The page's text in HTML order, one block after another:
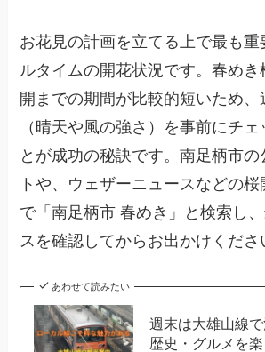
お花見の計画を立てる上で最も重
ルタイムの開花状況です。春め
開までの期間が比較的短いため
（晴天や風の強さ）を事前にチェ
とが成功の秘訣です。南足柄市の
トや、ウェザーニュースなどの桜
で「南足柄市 春めき」と検索し
スを確認してからお出かけくださ
あわせて読みたい
週末は大雄山線
歴史・グルメを